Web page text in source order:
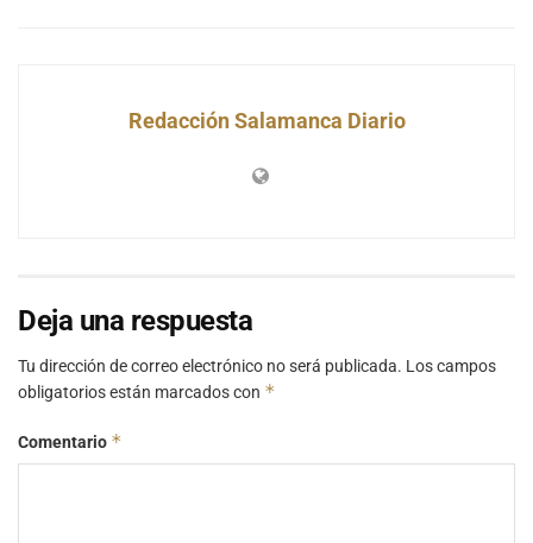
Redacción Salamanca Diario
Deja una respuesta
Tu dirección de correo electrónico no será publicada. Los campos
obligatorios están marcados con *
Comentario *